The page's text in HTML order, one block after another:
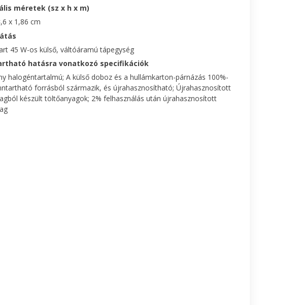
méretek (sz x h x m)
x 1,86 cm
45 W-os külső, váltóáramú tápegység
hatásra vonatkozó specifikációk
halogéntartalmú; A külső doboz és a hullámkarton-párnázás 100%-
forrásból származik, és újrahasznosítható; Újrahasznosított
készült töltőanyagok; 2% felhasználás után újrahasznosított